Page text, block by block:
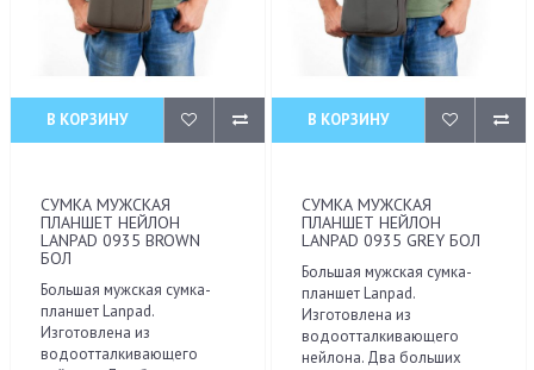
В КОРЗИНУ
СУМКА МУЖСКАЯ
ПЛАНШЕТ НЕЙЛОН
LANPAD 0935 BROWN
БОЛ
Большая мужская сумка-
планшет Lanpad.
Изготовлена из
водоотталкивающего
В КОРЗИНУ
СУМКА МУЖСКАЯ
ПЛАНШЕТ НЕЙЛОН
LANPAD 0935 GREY БОЛ
Большая мужская сумка-
планшет Lanpad.
Изготовлена из
водоотталкивающего
нейлона. Два больших